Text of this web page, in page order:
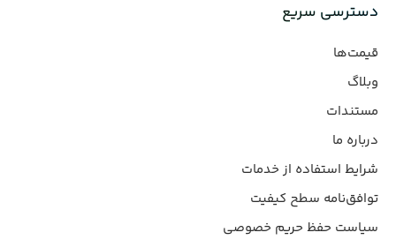
دسترسی سریع
قیمت‌ها
وبلاگ
مستندات
درباره ما
شرایط استفاده از خدمات
توافق‌نامه سطح کیفیت
سیاست حفظ حریم خصوصی